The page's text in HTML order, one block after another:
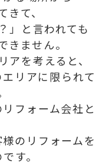
て、
」と言われても
きません。
を考えると、
リアに限られて
フォーム会社と
のリフォームを
す。